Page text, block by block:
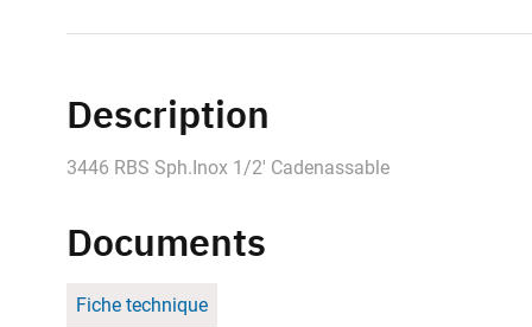
Description
3446 RBS Sph.Inox 1/2' Cadenassable
Documents
Fiche technique